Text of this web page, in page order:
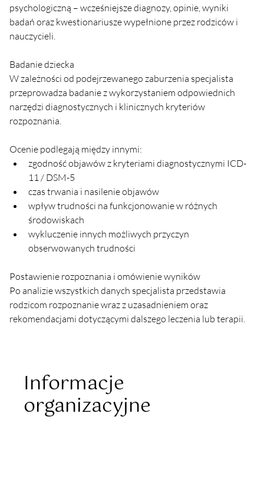
psychologiczną – wcześniejsze diagnozy, opinie, wyniki
badań oraz kwestionariusze wypełnione przez rodziców i
nauczycieli.
Badanie dziecka
W zależności od podejrzewanego zaburzenia specjalista
przeprowadza badanie z wykorzystaniem odpowiednich
narzędzi diagnostycznych i klinicznych kryteriów
rozpoznania.
Ocenie podlegają między innymi:
zgodność objawów z kryteriami diagnostycznymi ICD-
11 / DSM-5
czas trwania i nasilenie objawów
wpływ trudności na funkcjonowanie w różnych
środowiskach
wykluczenie innych możliwych przyczyn
obserwowanych trudności
Postawienie rozpoznania i omówienie wyników
Po analizie wszystkich danych specjalista przedstawia
rodzicom rozpoznanie wraz z uzasadnieniem oraz
rekomendacjami dotyczącymi dalszego leczenia lub terapii.
Informacje
organizacyjne